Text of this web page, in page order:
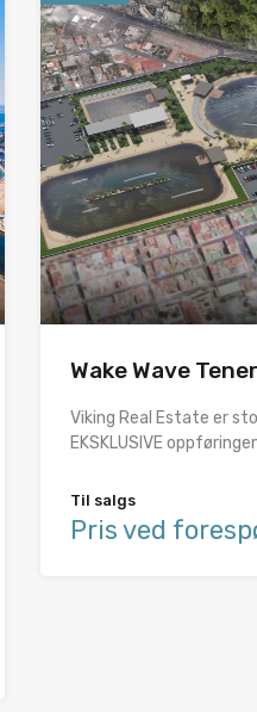
Wake Wave
Viking Real Estate er
EKSKLUSIVE
Til salgs
Pris ved